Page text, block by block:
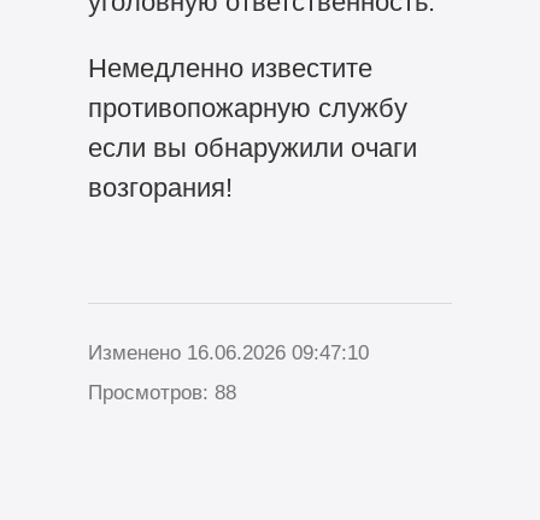
Немедленно известите
противопожарную службу
если вы обнаружили очаги
возгорания!
Изменено 16.06.2026 09:47:10
Просмотров: 88